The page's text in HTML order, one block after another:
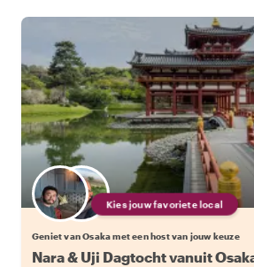
Kies jouw favoriete local
Geniet van Osaka met een host van jouw keuze
Nara & Uji Dagtocht vanuit